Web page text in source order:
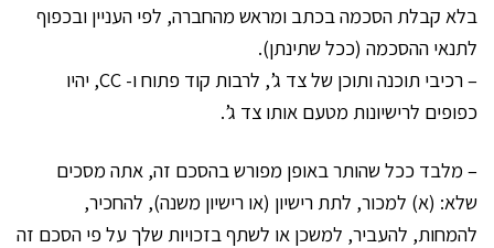
בלא קבלת הסכמה בכתב ומראש מהחברה, לפי העניין ובכפוף
לתנאי ההסכמה (ככל שתינתן).
– רכיבי תוכנה ותוכן של צד ג’, לרבות קוד פתוח ו- CC, יהיו
כפופים לרישיונות מטעם אותו צד ג’.
– מלבד ככל שהותר באופן מפורש בהסכם זה, אתה מסכים
שלא: (א) למכור, לתת רישיון (או רישיון משנה), להחכיר,
להמחות, להעביר, למשכן או לשתף בזכויות שלך על פי הסכם זה